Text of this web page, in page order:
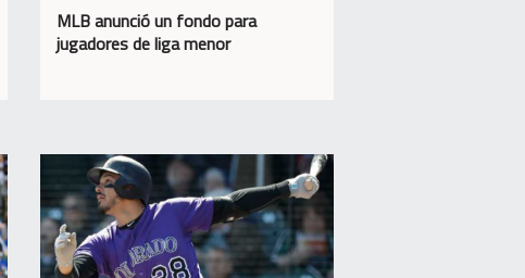
MLB anunció un fondo para
jugadores de liga menor